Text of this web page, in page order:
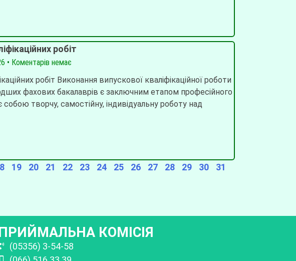
робіт
Коментарів немає
робіт Виконання випускової кваліфікаційної роботи
фахових бакалаврів є заключним етапом професійного
творчу, самостійну, індивідуальну роботу над
19 20 21 22 23 24 25 26 27 28 29 30
31
КОМІСІЯ
(05356) 3-54-58